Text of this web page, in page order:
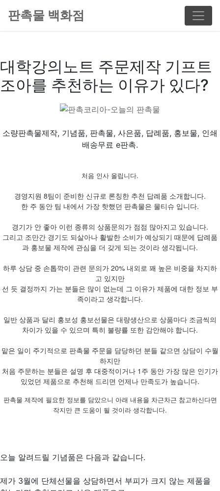
판촉물 백화점
대학강의노트 주문제작 기프트
조아를 추천하는 이유가 있다?
소량판촉물제작, 기념품, 판촉물, 사은품, 답례품, 홍보물, 인쇄
배송무료 e판촉.
처음 인사 올립니다.
경영지원 8팀이 준비한 신규로 론칭한 추천 답례품 소개합니다.
한 주 동안 팀 내에서 가장 핫했던 판촉물은 물티슈 입니다.
경기가 안 좋아 이런 종류의 상품문의가 점점 많아지고 있습니다.
그리고 조만간 경기도 되살아나 활발한 소비가 예상되기 때문에 답례품
과 홍보물 제작에 관심을 더 갖게 되는 것이라 생각됩니다.
하루 상담 중 손톱깍이 관련 문의가 20% 내외로 꽤 높은 비중을 차지하
고 있지만
선 듯 결정까지 가는 분들은 많이 없는데 그 이유가 제품에 대한 정보 부
족이라고 생각합니다.
일반 상품과 달리 홍보성 홍보선물은 대량생산으로 상품마다 조금씩의
차이가 있을 수 있으며 특히 불량률 또한 감안해야 합니다.
맡은 일이 주기적으로 판촉물 주문을 담당하던 분들 같으면 상담이 수월
하지만
처음 주문하는 분들은 설명 후 대중적이거나 1주 동안 가장 많은 인기가
있었던 제품으로 추천해 드리면 언제나 만족도가 높습니다.
판촉물 제작에 필요한 정보를 담았으니 아래 내용을 차근차근 참고하신다면
작지만 큰 도움이 될 것이라 생각합니다.
오늘 알려드릴 기념품은 다음과 같습니다.
제가 3월에 단체선물을 상담하면서 부피가 크지 않는 제품을